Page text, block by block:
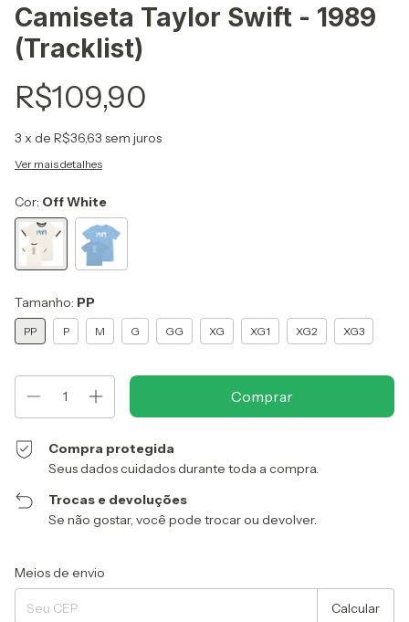
Camiseta Taylor Swift - 1989
(Tracklist)
R$109,90
3 x de R$36,63 sem juros
Ver mais detalhes
Cor: Off White
Tamanho: PP
PP P M G GG XG XG1 XG2 XG3
Compra protegida
Seus dados cuidados durante toda a compra.
Trocas e devoluções
Se não gostar, você pode trocar ou devolver.
Entregas para o CEP:
Meios de envio
Calcular